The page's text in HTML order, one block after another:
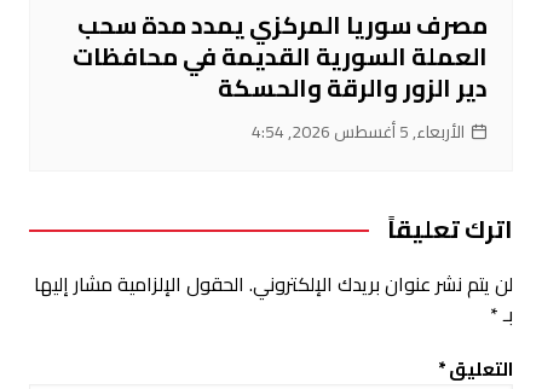
مصرف سوريا المركزي يمدد مدة سحب
العملة السورية القديمة في محافظات
دير الزور والرقة والحسكة
الأربعاء, 5 أغسطس 2026, 4:54
اترك تعليقاً
لن يتم نشر عنوان بريدك الإلكتروني. الحقول الإلزامية مشار إليها
بـ*
التعليق*